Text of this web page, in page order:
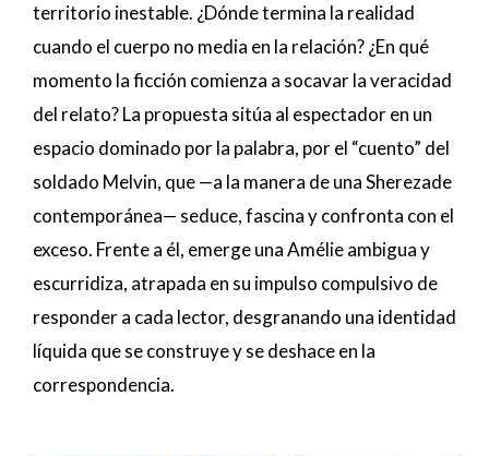
territorio inestable. ¿Dónde termina la realidad
cuando el cuerpo no media en la relación? ¿En qué
momento la ficción comienza a socavar la veracidad
del relato? La propuesta sitúa al espectador en un
espacio dominado por la palabra, por el “cuento” del
soldado Melvin, que —a la manera de una Sherezade
contemporánea— seduce, fascina y confronta con el
exceso. Frente a él, emerge una Amélie ambigua y
escurridiza, atrapada en su impulso compulsivo de
responder a cada lector, desgranando una identidad
líquida que se construye y se deshace en la
correspondencia.